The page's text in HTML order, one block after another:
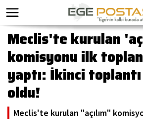
Meclis'te kurulan
komisyonu ilk
yaptı: İkinci
oldu!
Meclis'te kurulan "açılım"